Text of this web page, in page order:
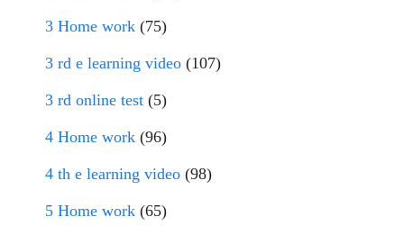
3 Home work (75)
3 rd e learning video (107)
3 rd online test (5)
4 Home work (96)
4 th e learning video (98)
5 Home work (65)